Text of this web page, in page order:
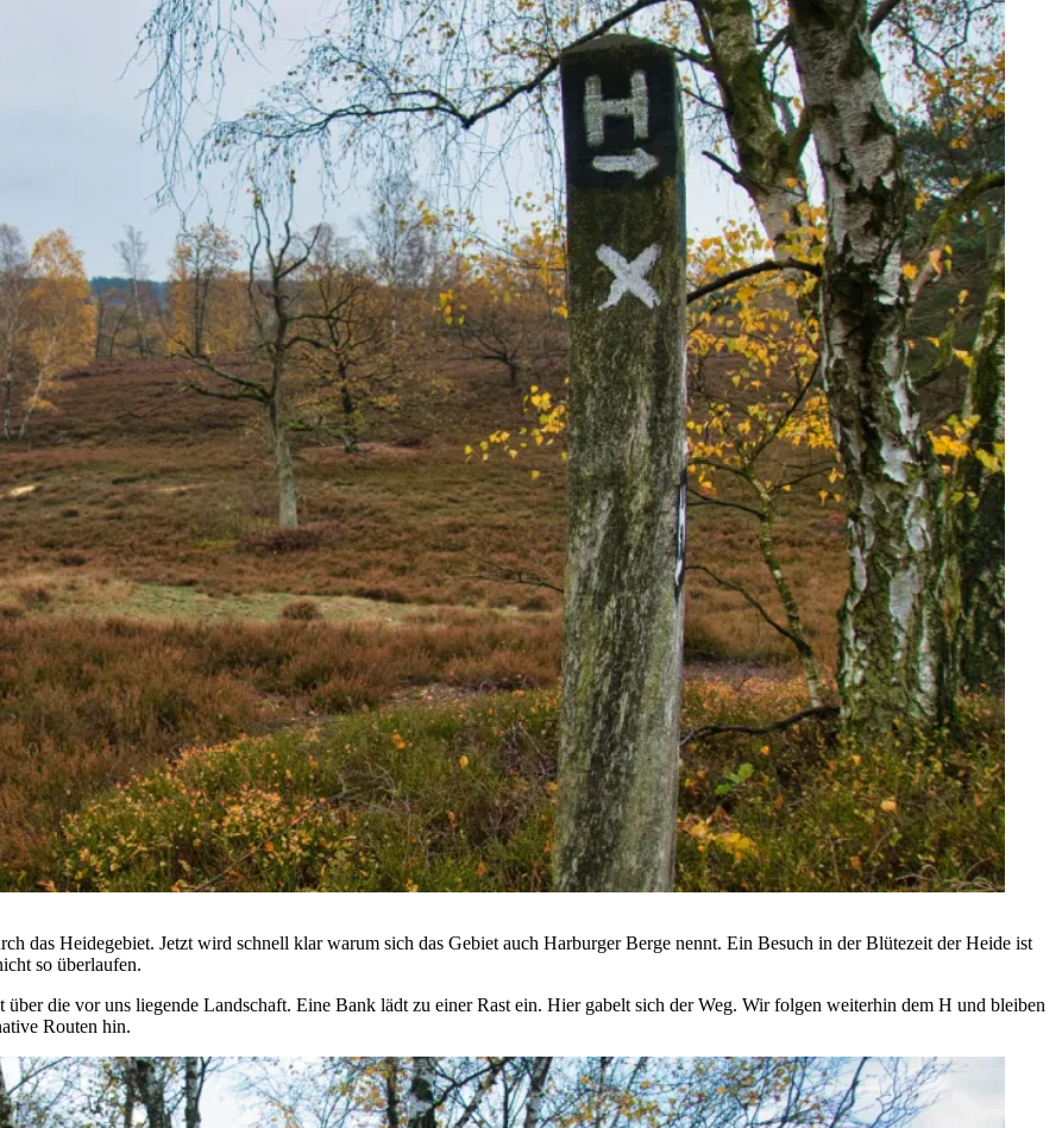
das Heidegebiet. Jetzt wird schnell klar warum sich das Gebiet auch Harburger Berge nennt. Ein Besuch in der Blütezeit der Heide ist
so überlaufen.
die vor uns liegende Landschaft. Eine Bank lädt zu einer Rast ein. Hier gabelt sich der Weg. Wir folgen weiterhin dem H und bleiben
Routen hin.